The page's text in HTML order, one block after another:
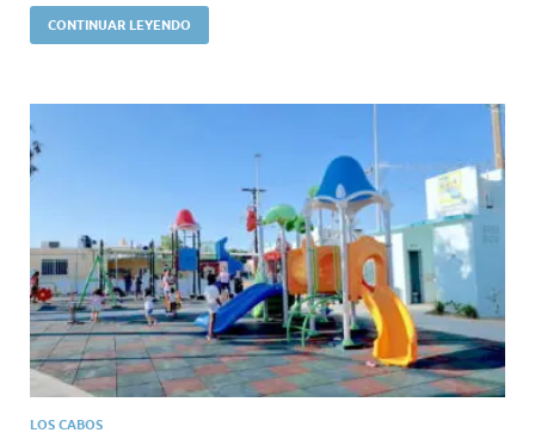
CONTINUAR LEYENDO
LOS CABOS